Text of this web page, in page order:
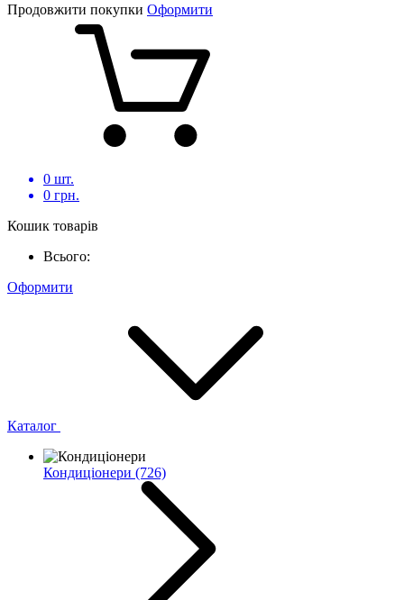
Продовжити покупки Оформити
0 шт.
0 грн.
Кошик товарів
Всього:
Оформити
Каталог
Кондиціонери (726)